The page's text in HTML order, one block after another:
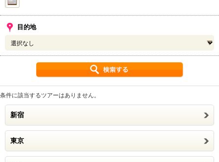
目的地
条件に該当するツアーはありません。
新宿
東京